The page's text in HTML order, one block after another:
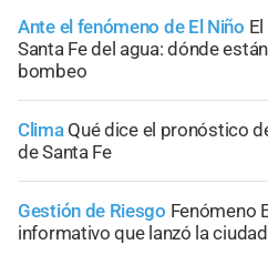
Ante el fenómeno de El Niño
Santa Fe del agua: dónde
bombeo
Clima Qué dice el pronóstico
de Santa Fe
Gestión de Riesgo Fenómeno
informativo que lanzó la